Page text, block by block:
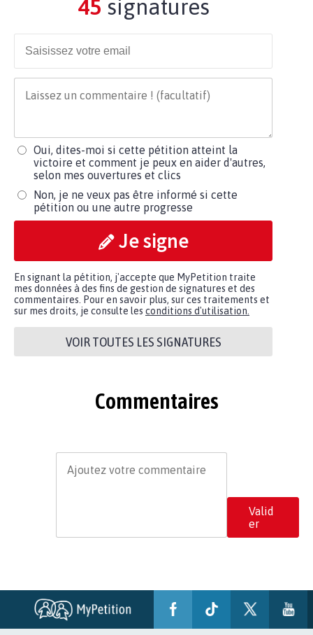
45 signatures
Oui, dites-moi si cette pétition atteint la
victoire et comment je peux en aider d'autres,
selon mes ouvertures et clics
Non, je ne veux pas être informé si cette
pétition ou une autre progresse
Je signe
En signant la pétition, j'accepte que MyPetition traite
mes données à des fins de gestion de signatures et des
commentaires. Pour en savoir plus, sur ces traitements et
sur mes droits, je consulte les conditions d'utilisation.
VOIR TOUTES LES SIGNATURES
Commentaires
Valid
er